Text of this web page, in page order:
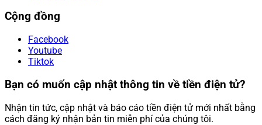
Cộng đồng
Facebook
Youtube
Tiktok
Bạn có muốn cập nhật thông tin về tiền điện tử?
Nhận tin tức, cập nhật và báo cáo tiền điện tử mới nhất bằng
cách đăng ký nhận bản tin miễn phí của chúng tôi.